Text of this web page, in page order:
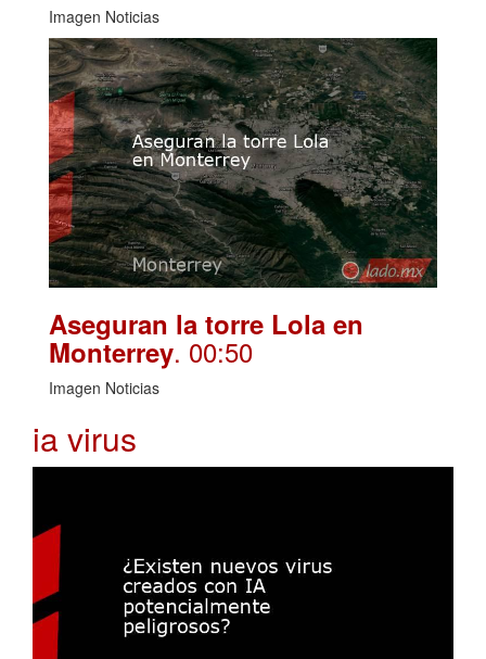
Imagen Noticias
Aseguran la torre Lola en
Monterrey. 00:50
Imagen Noticias
ia virus